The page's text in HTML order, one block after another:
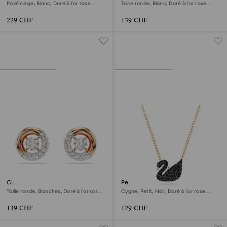
Pavé neige, Blanc, Doré à l’or rose
229 CHF
Taille ronde, Blanc, Doré à l’or rose
139 CHF
Clous d'oreilles Dextera
Taille ronde, Blanches, Doré à l’or rose
139 CHF
Pendentif Swan
Cygne, Petit, Noir, Doré à l’or rose
129 CHF